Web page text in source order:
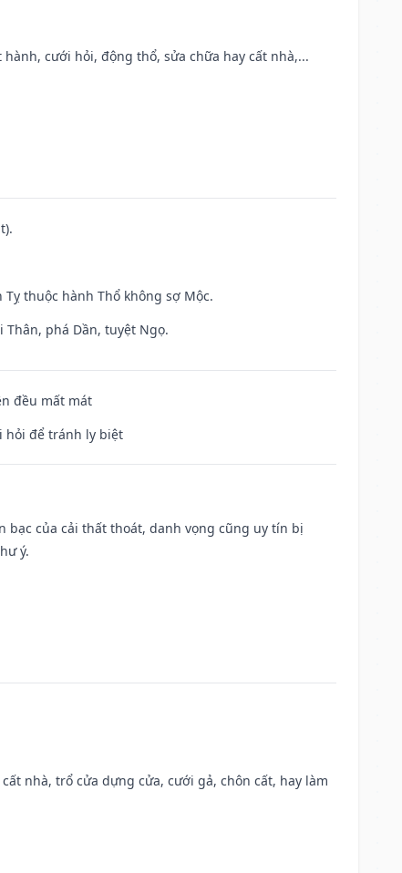
cưới hỏi, động thổ, sửa chữa hay cất nhà,...
thuộc hành Thổ không sợ Mộc.
phá Dần, tuyệt Ngọ.
đều mất mát
hỏi để tránh ly biệt
bạc của cải thất thoát, danh vọng cũng uy tín bị
ý.
nhà, trổ cửa dựng cửa, cưới gả, chôn cất, hay làm